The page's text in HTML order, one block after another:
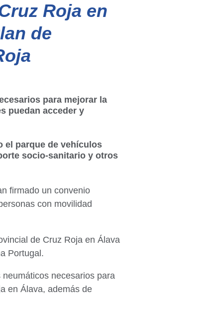
Roja en
de
para mejorar la
puedan acceder y
el parque de vehículos
socio-sanitario y otros
firmado un convenio
con movilidad
de Cruz Roja en Álava
Portugal.
necesarios para
en Álava, además de